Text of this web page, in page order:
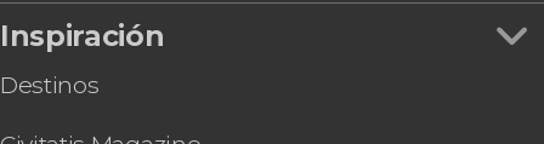
Inspiración
Destinos